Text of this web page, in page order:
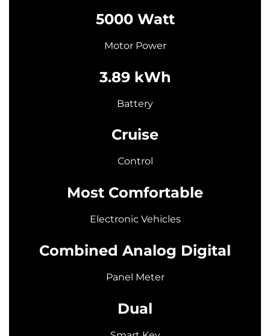
5000 Watt
Motor Power
3.89 kWh
Battery
Cruise
Control
Most Comfortable
Electronic Vehicles
Combined Analog Digital
Panel Meter
Dual